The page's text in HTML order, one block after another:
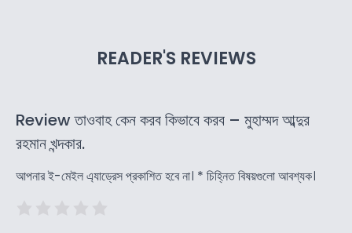
READER'S REVIEWS
Review তাওবাহ কেন করব কিভাবে করব – মুহাম্মদ আব্দুর
রহমান খন্দকার.
আপনার ই-মেইল এ্যাড্রেস প্রকাশিত হবে না। * চিহ্নিত বিষয়গুলো আবশ্যক।